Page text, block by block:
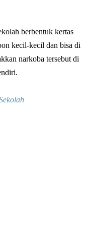
berbentuk kertas
kecil-kecil dan bisa di
narkoba tersebut di